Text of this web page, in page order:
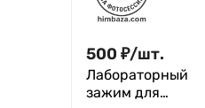
500 ₽/шт.
Лабораторный
зажим для